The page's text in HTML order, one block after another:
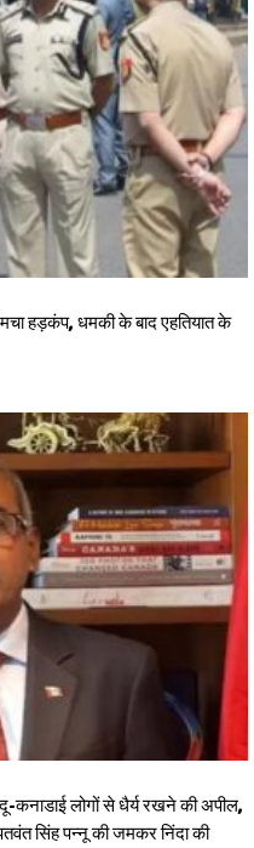
हड़कंप, धमकी के बाद एहतियात के
कनाडाई लोगों से धैर्य रखने की अपील,
सिंह पन्नू की जमकर निंदा की